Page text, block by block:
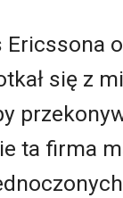
się z
ta firma